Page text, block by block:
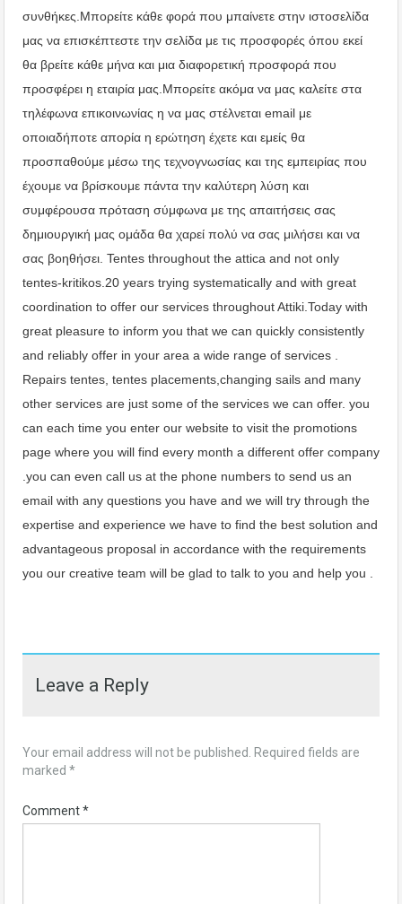
συνθήκες.Μπορείτε κάθε φορά που μπαίνετε στην ιστοσελίδα
μας να επισκέπτεστε την σελίδα με τις προσφορές όπου εκεί
θα βρείτε κάθε μήνα και μια διαφορετική προσφορά που
προσφέρει η εταιρία μας.Μπορείτε ακόμα να μας καλείτε στα
τηλέφωνα επικοινωνίας η να μας στέλνεται email με
οποιαδήποτε απορία η ερώτηση έχετε και εμείς θα
προσπαθούμε μέσω της τεχνογνωσίας και της εμπειρίας που
έχουμε να βρίσκουμε πάντα την καλύτερη λύση και
συμφέρουσα πρόταση σύμφωνα με της απαιτήσεις σας
δημιουργική μας ομάδα θα χαρεί πολύ να σας μιλήσει και να
σας βοηθήσει. Tentes throughout the attica and not only
tentes-kritikos.20 years trying systematically and with great
coordination to offer our services throughout Attiki.Today with
great pleasure to inform you that we can quickly consistently
and reliably offer in your area a wide range of services .
Repairs tentes, tentes placements,changing sails and many
other services are just some of the services we can offer. you
can each time you enter our website to visit the promotions
page where you will find every month a different offer company
.you can even call us at the phone numbers to send us an
email with any questions you have and we will try through the
expertise and experience we have to find the best solution and
advantageous proposal in accordance with the requirements
you our creative team will be glad to talk to you and help you .
Leave a Reply
Your email address will not be published.
Required fields are
marked *
Comment*